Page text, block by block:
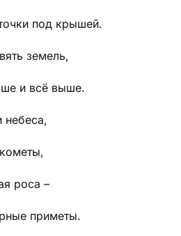
под крышей.
земель,
и всё выше.
небеса,
роса –
приметы.